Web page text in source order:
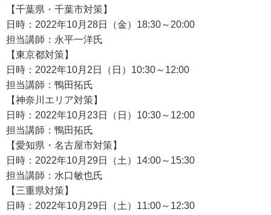
【千葉県・千葉市対策】
日時：2022年10月28日（金）18:30～20:00
担当講師：永平一洋氏
【東京都対策】
日時：2022年10月2日（日）10:30～12:00
担当講師：鴨田拓氏
【神奈川エリア対策】
日時：2022年10月23日（日）10:30～12:00
担当講師：鴨田拓氏
【愛知県・名古屋市対策】
日時：2022年10月29日（土）14:00～15:30
担当講師：水口敏也氏
【三重県対策】
日時：2022年10月29日（土）11:00～12:30